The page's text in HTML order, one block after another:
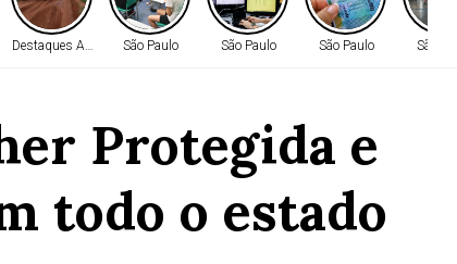
Destaques AMM São Paulo São Paulo São Paulo São
Protegida e
todo o estado